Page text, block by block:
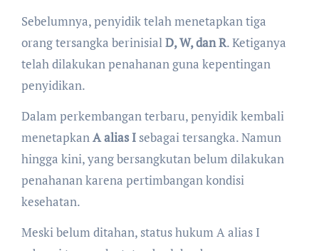
Sebelumnya, penyidik telah menetapkan tiga
orang tersangka berinisialD, W, dan R. Ketiganya
telah dilakukan penahanan guna kepentingan
penyidikan.
Dalam perkembangan terbaru, penyidik kembali
menetapkanA alias Isebagai tersangka. Namun
hingga kini, yang bersangkutan belum dilakukan
penahanan karena pertimbangan kondisi
kesehatan.
Meski belum ditahan, status hukum A alias I